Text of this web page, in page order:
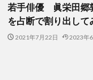
若手俳優 眞栄田郷
を占断で割り出して
2021年7月22日 2023年